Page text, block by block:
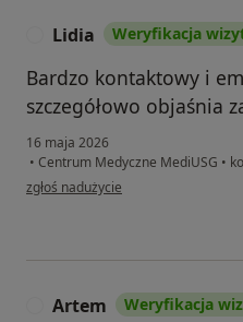
Lidia Weryfikacja
Bardzo kontaktowy i
szczegółowo objaśnia
16 maja 2026
• Centrum Medyczne MediUSG •
w opinii użytkownika Lidia
zgłoś nadużycie
Artem Weryfikacja